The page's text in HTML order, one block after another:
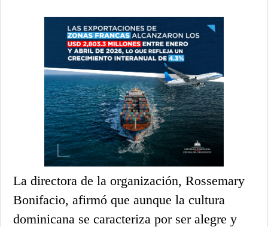
La directora de la organización, Rossemary
Bonifacio, afirmó que aunque la cultura
dominicana se caracteriza por ser alegre y